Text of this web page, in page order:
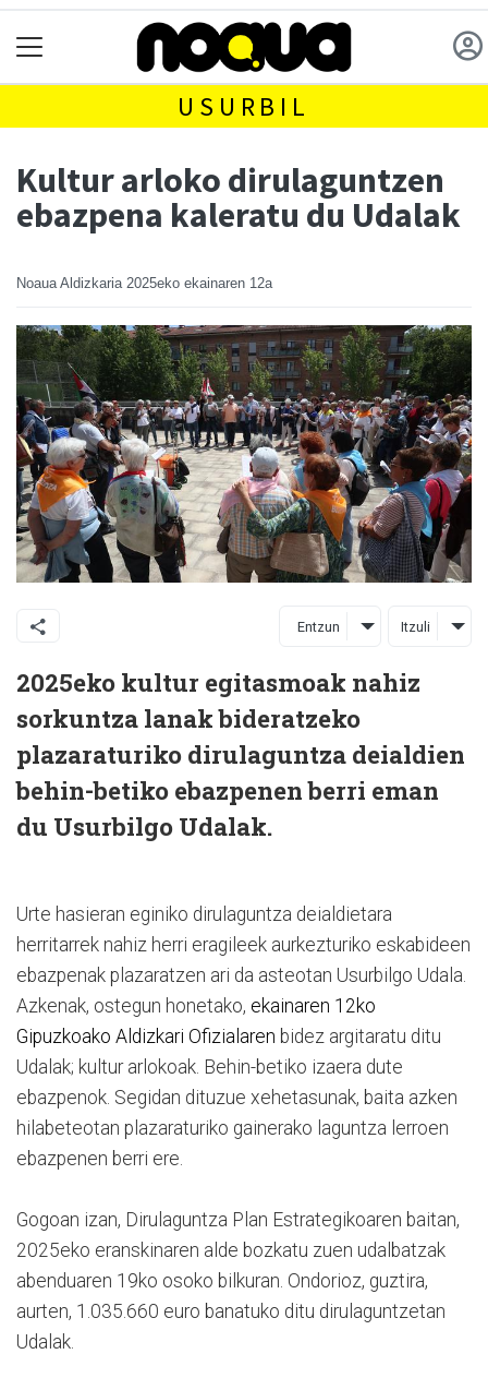
USURBIL
Kultur arloko dirulaguntzen
ebazpena kaleratu du Udalak
Noaua Aldizkaria 2025eko ekainaren 12a
Entzun Itzuli
2025eko kultur egitasmoak nahiz
sorkuntza lanak bideratzeko
plazaraturiko dirulaguntza deialdien
behin-betiko ebazpenen berri eman
du Usurbilgo Udalak.
Urte hasieran eginiko dirulaguntza deialdietara
herritarrek nahiz herri eragileek aurkezturiko eskabideen
ebazpenak plazaratzen ari da asteotan Usurbilgo Udala.
Azkenak, ostegun honetako, ekainaren 12ko
Gipuzkoako Aldizkari Ofizialaren bidez argitaratu ditu
Udalak; kultur arlokoak. Behin-betiko izaera dute
ebazpenok. Segidan dituzue xehetasunak, baita azken
hilabeteotan plazaraturiko gainerako laguntza lerroen
ebazpenen berri ere.
Gogoan izan, Dirulaguntza Plan Estrategikoaren baitan,
2025eko eranskinaren alde bozkatu zuen udalbatzak
abenduaren 19ko osoko bilkuran. Ondorioz, guztira,
aurten, 1.035.660 euro banatuko ditu dirulaguntzetan
Udalak.